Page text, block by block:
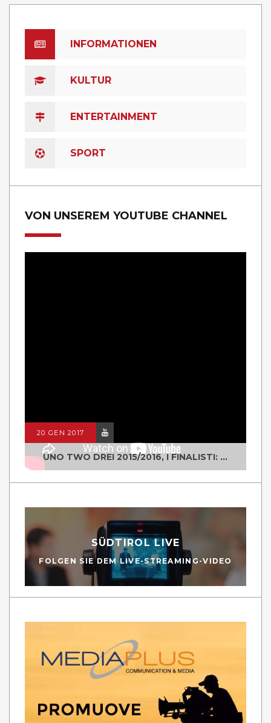
INFORMATIONEN
KULTUR
ENTERTAINMENT
SPORT
VON UNSEREM YOUTUBE CHANNEL
20 GEN 2017
UNO TWO DREI 2015/2016, I FINALISTI: CLASSE IV ALS ISTITUTO "DEGASPERI" BORGO VALSUGANA
SÜDTIROL LIVE
FOLGEN SIE DEM LIVE-STREAMING-VIDEO